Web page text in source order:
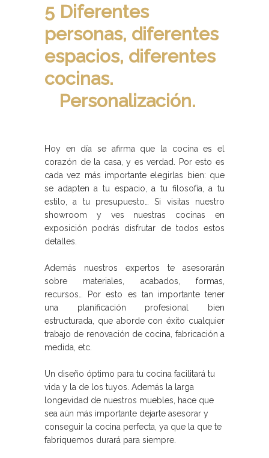
5 Diferentes
personas, diferentes
espacios, diferentes
cocinas.
Personalización.
Hoy en día se afirma que la cocina es el
corazón de la casa, y es verdad. Por esto es
cada vez más importante elegirlas bien: que
se adapten a tu espacio, a tu filosofía, a tu
estilo, a tu presupuesto… Si visitas nuestro
showroom y ves nuestras cocinas en
exposición podrás disfrutar de todos estos
detalles.
Además nuestros expertos te asesorarán
sobre materiales, acabados, formas,
recursos… Por esto es tan importante tener
una planificación profesional bien
estructurada, que aborde con éxito cualquier
trabajo de renovación de cocina, fabricación a
medida, etc.
Un diseño óptimo para tu cocina facilitará tu
vida y la de los tuyos. Además la larga
longevidad de nuestros muebles, hace que
sea aún más importante dejarte asesorar y
conseguir la cocina perfecta, ya que la que te
fabriquemos durará para siempre.